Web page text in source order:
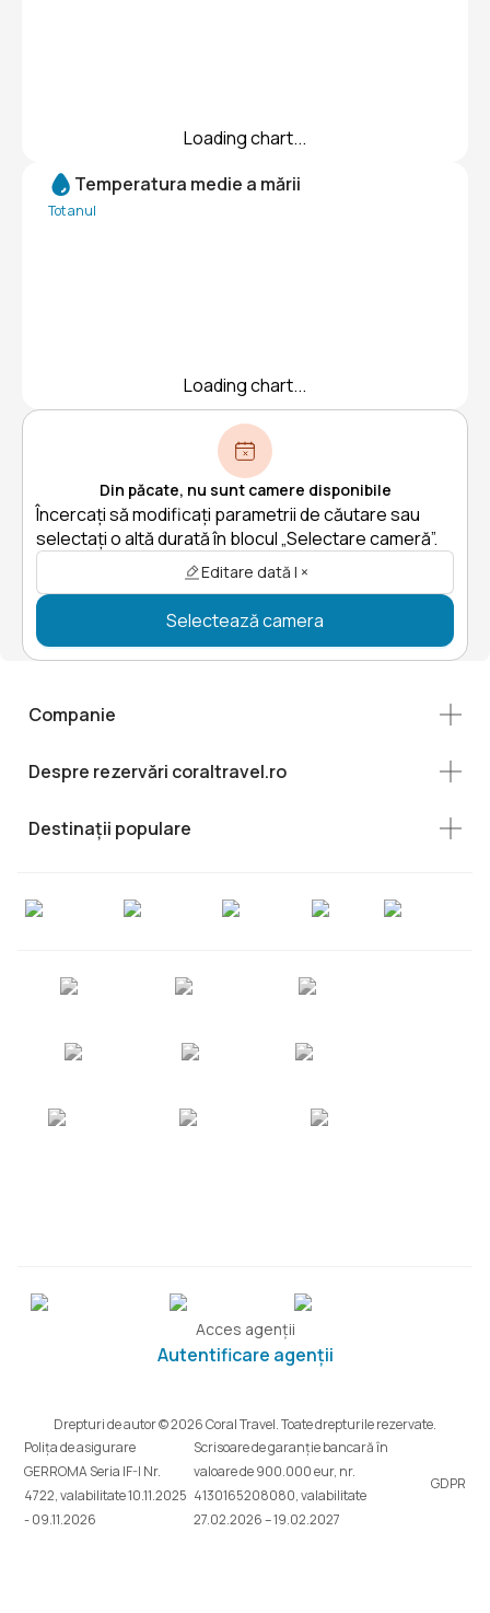
Loading chart...
Temperatura medie a mării
Tot anul
Loading chart...
Din păcate, nu sunt camere disponibile
Încercați să modificați parametrii de căutare sau
selectați o altă durată în blocul „Selectare cameră”.
Editare dată | ×
Selectează camera
Companie
Despre rezervări coraltravel.ro
Destinații populare
Acces agenții
Autentificare agenții
Drepturi de autor © 2026 Coral Travel. Toate drepturile rezervate.
Polița de asigurare
GERROMA Seria IF-I Nr.
4722, valabilitate 10.11.2025
- 09.11.2026
Scrisoare de garanție bancară în
valoare de 900.000 eur, nr.
4130165208080, valabilitate
27.02.2026 – 19.02.2027
GDPR